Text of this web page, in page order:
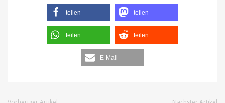
teilen teilen
teilen teilen
E-Mail